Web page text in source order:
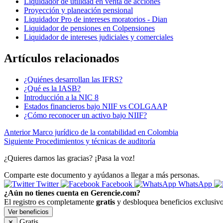
Proyección y planeación pensional
Liquidador Pro de intereses moratorios - Dian
Liquidador de pensiones en Colpensiones
Liquidador de intereses judiciales y comerciales
Artículos relacionados
¿Quiénes desarrollan las IFRS?
¿Qué es la IASB?
Introducción a la NIC 8
Estados financieros bajo NIIF vs COLGAAP
¿Cómo reconocer un activo bajo NIIF?
Anterior Marco jurídico de la contabilidad en Colombia
Siguiente Procedimientos y técnicas de auditoría
¿Quieres darnos las gracias? ¡Pasa la voz!
Comparte este documento y ayúdanos a llegar a más personas.
Twitter
Facebook WhatsApp
¿Aún no tienes cuenta en Gerencie.com?
El registro es completamente gratis y desbloquea beneficios
Ver beneficios